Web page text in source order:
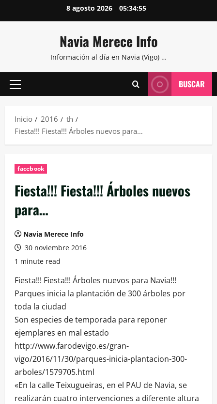
al
8 agosto 2026 05:34:56
Navia Merece Info
Información al día en Navia (Vigo) …
Menú
BUSCAR
Inicio 2016
th
Fiesta!!! Fiesta!!! Árboles nuevos para…
facebook
Fiesta!!! Fiesta!!! Árboles nuevos
para…
Navia Merece Info
30 noviembre 2016
1 minute read
Fiesta!!! Fiesta!!! Árboles nuevos para Navia!!!
Parques inicia la plantación de 300 árboles por
toda la ciudad
Son especies de temporada para reponer
ejemplares en mal estado
http://www.farodevigo.es/gran-
vigo/2016/11/30/parques-inicia-plantacion-300-
arboles/1579705.html
«En la calle Teixugueiras, en el PAU de Navia, se
realizarán cuatro intervenciones a diferente altura